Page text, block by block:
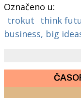
Označeno u:
trokut think
business, big